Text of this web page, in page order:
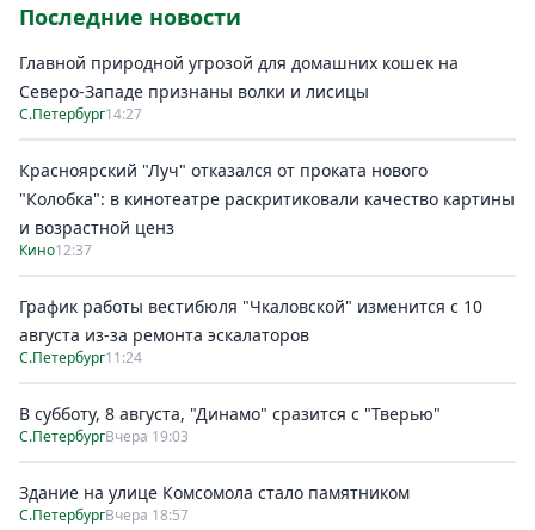
Последние новости
Главной природной угрозой для домашних кошек на
Северо-Западе признаны волки и лисицы
С.Петербург14:27
Красноярский "Луч" отказался от проката нового
"Колобка": в кинотеатре раскритиковали качество картины
и возрастной ценз
Кино12:37
График работы вестибюля "Чкаловской" изменится с 10
августа из-за ремонта эскалаторов
С.Петербург11:24
В субботу, 8 августа, "Динамо" сразится с "Тверью"
С.ПетербургВчера 19:03
Здание на улице Комсомола стало памятником
С.ПетербургВчера 18:57